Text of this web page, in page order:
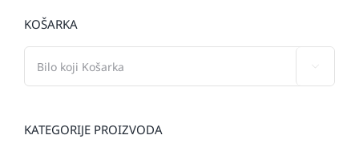
KOŠARKA
KATEGORIJE PROIZVODA